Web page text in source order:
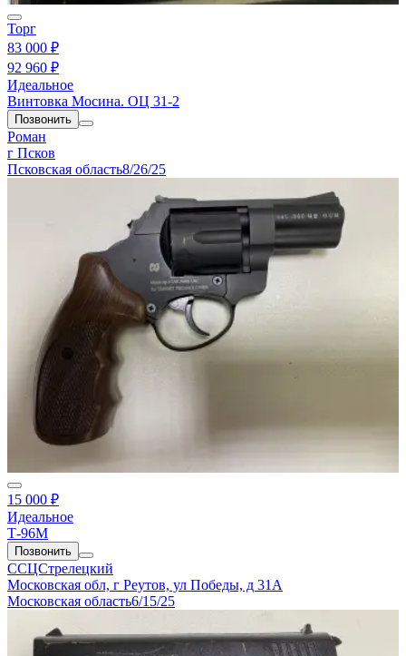
Торг
83 000 ₽
92 960 ₽
Идеальное
Винтовка Мосина. ОЦ 31-2
Позвонить
Роман
г Псков
Псковская область8/26/25
15 000 ₽
Идеальное
Т-96М
Позвонить
ССЦСтрелецкий
Московская обл, г Реутов, ул Победы, д 31А
Московская область6/15/25